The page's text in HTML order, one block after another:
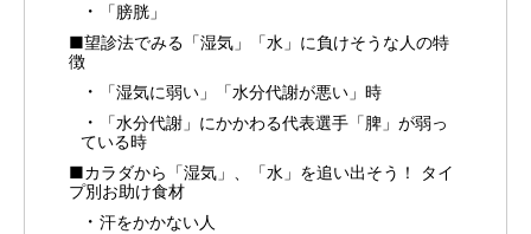
「膀胱」
■望診法でみる「湿気」「水」に負けそうな人の特
徴
「湿気に弱い」「水分代謝が悪い」時
「水分代謝」にかかわる代表選手「脾」が弱っ
ている時
■カラダから「湿気」、「水」を追い出そう！ タイ
プ別お助け食材
汗をかかない人